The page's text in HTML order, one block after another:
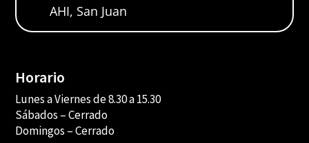
AHI, San Juan
Horario
Lunes a Viernes de 8.30 a 15.30
Sábados –Cerrado
Domingos – Cerrado